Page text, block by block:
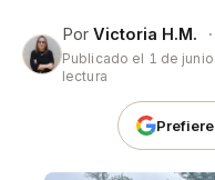
Por Victoria H.M. ·
Publicado el 1 de
lectura